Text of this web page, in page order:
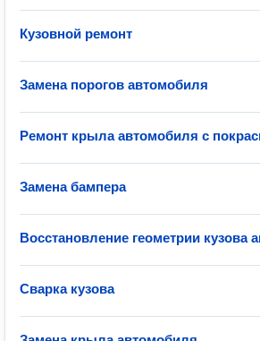
Кузовной ремонт
Замена порогов автомобиля
Ремонт крыла автомобиля с
Замена бампера
Восстановление геометрии кузова
Сварка кузова